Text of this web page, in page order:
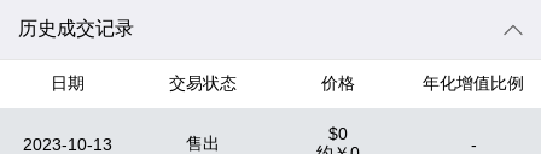
历史成交记录
日期 交易状态 价格 年化增值比例
2023-10-13 售出
$0
-